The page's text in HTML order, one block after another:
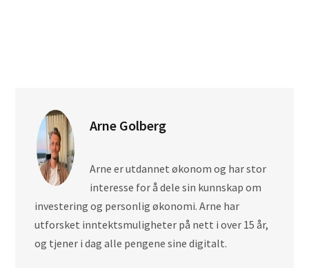
Arne Golberg
Arne er utdannet økonom og har stor
interesse for å dele sin kunnskap om
investering og personlig økonomi. Arne har
utforsket inntektsmuligheter på nett i over 15 år,
og tjener i dag alle pengene sine digitalt.